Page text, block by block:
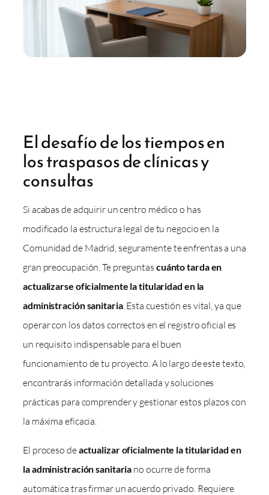
El desafío de los tiempos en
los traspasos de clínicas y
consultas
Si acabas de adquirir un centro médico o has
modificado la estructura legal de tu negocio en la
Comunidad de Madrid, seguramente te enfrentas a una
gran preocupación. Te preguntas cuánto tarda en
actualizarse oficialmente la titularidad en la
administración sanitaria. Esta cuestión es vital, ya que
operar con los datos correctos en el registro oficial es
un requisito indispensable para el buen
funcionamiento de tu proyecto. A lo largo de este texto,
encontrarás información detallada y soluciones
prácticas para comprender y gestionar estos plazos con
la máxima eficacia.
El proceso deactualizar oficialmente la titularidad en
la administración sanitaria no ocurre de forma
automática tras firmar un acuerdo privado. Requiere